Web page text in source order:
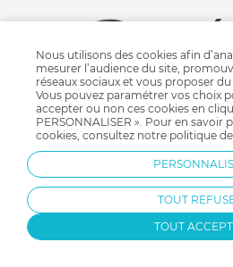
votre commande allobébé
Conditions générales de vente
Protection des données personnelles
Personnaliser les cookies
Politique de cookies
Modes de livraison
à
Nos
Nous utilisons des cookies afin
mesurer l’audience du site,
réseaux sociaux et vous proposer
Vous pouvez paramétrer vos choix
accepter ou non ces cookies en
PERSONNALISER ». Pour en savoir
cookies, consultez notre politique
TOUT
TOUT